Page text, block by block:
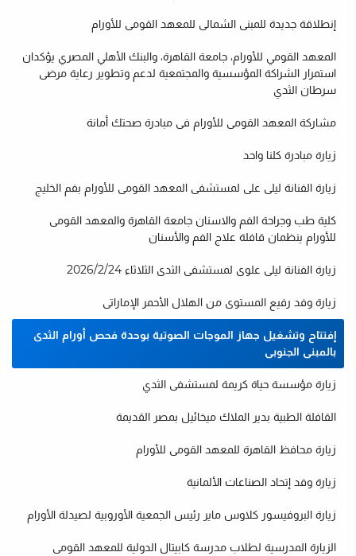
إنطلاقة جديدة للمبنى الشمالى للمعهد القومى للأورام
المعهد القومي للأورام، جامعة القاهرة، والبنك الأهلي المصري يؤكدان
استمرار الشراكة المؤسسية والمجتمعية لدعم وتطوير رعاية مرضى
سرطان الثدي
مشاركة المعهد القومى للأورام فى مبادرة صحتك أمانة
زيارة مبادرة كلنا واحد
زيارة الفنانة ليلى على لمستشفى المعهد القومى للأورام بفم الخليج
كلية طب وجراحة الفم والاسنان جامعة القاهرة والمعهد القومى
للأورام ينظمان قافلة علاج الفم والأسنان
زيارة الفنانة ليلى علوى لمستشفى الثدى الثلاثاء 2026/2/24
زيارة وفد رفيع المستوى من الهلال الأحمر الإماراتى
إفتتاح وتشغيل جهاز الموجات الصوتية بوحدة فحص أورام الثدى
بالمبنى الجنوبى
زيارة مؤسسة حياة كريمة لمستشفى الثدي
القافلة الطبية بدير الملاك ميخائيل بمصر القديمة
زيارة محافظ القاهرة للمعهد القومى للأورام
زيارة وفد إتحاد الصناعات الألمانية
زيارة البروفيسور كلاوس ماير رئيس الجمعية الأوروبية لصيدلة الأورام
الزيارة المدرسية لطلاب مدرسة كابيتال الدولية للمعهد القومى